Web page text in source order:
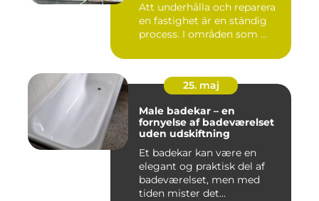
Att underhålla och reparera
en fastighet är en ständig
process. I områden som ...
25. maj
Male badekar – en
fornyelse af badeværelset
uden udskiftning
Et badekar kan være en
elegant og praktisk del af
badeværelset, men med
tiden mister det...